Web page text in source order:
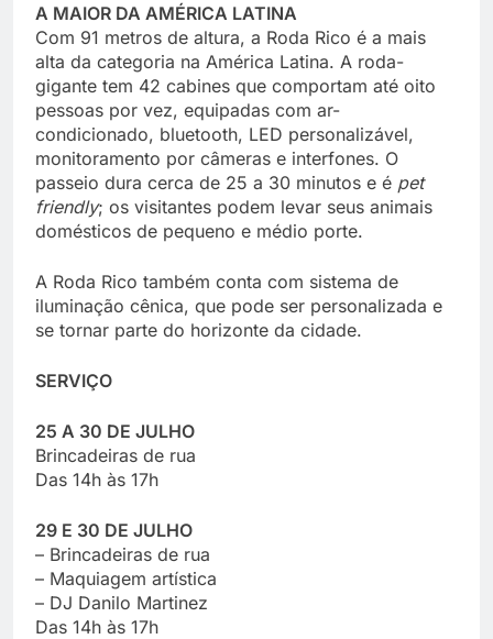
A MAIOR DA AMÉRICA LATINA
Com 91 metros de altura, a Roda Rico é a mais
alta da categoria na América Latina. A roda-
gigante tem 42 cabines que comportam até oito
pessoas por vez, equipadas com ar-
condicionado, bluetooth, LED personalizável,
monitoramento por câmeras e interfones. O
passeio dura cerca de 25 a 30 minutos e é pet
friendly; os visitantes podem levar seus animais
domésticos de pequeno e médio porte.
A Roda Rico também conta com sistema de
iluminação cênica, que pode ser personalizada e
se tornar parte do horizonte da cidade.
SERVIÇO
25 A 30 DE JULHO
Brincadeiras de rua
Das 14h às 17h
29 E 30 DE JULHO
– Brincadeiras de rua
– Maquiagem artística
– DJ Danilo Martinez
Das 14h às 17h